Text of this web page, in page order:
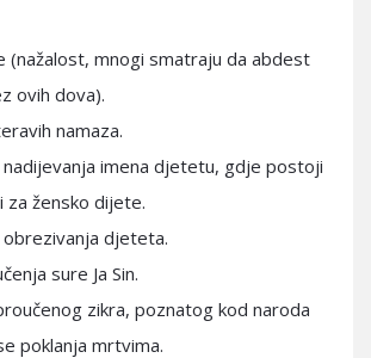
(nažalost, mnogi smatraju da abdest
ovih dova).
namaza.
nadijevanja imena djetetu, gdje postoji
za žensko dijete.
obrezivanja djeteta.
sure Ja Sin.
zikra, poznatog kod naroda
poklanja mrtvima.